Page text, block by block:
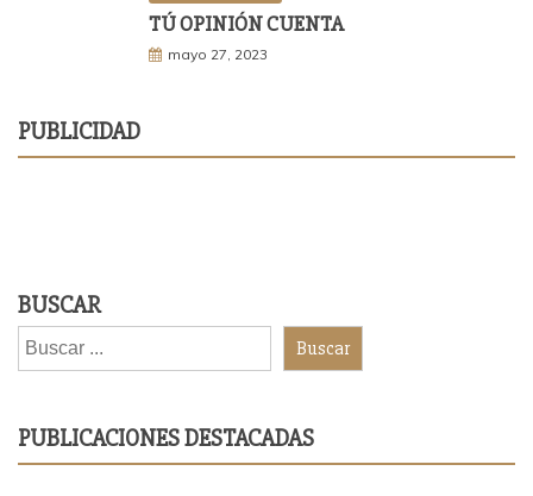
TÚ OPINIÓN CUENTA
mayo 27, 2023
PUBLICIDAD
BUSCAR
Buscar
PUBLICACIONES DESTACADAS